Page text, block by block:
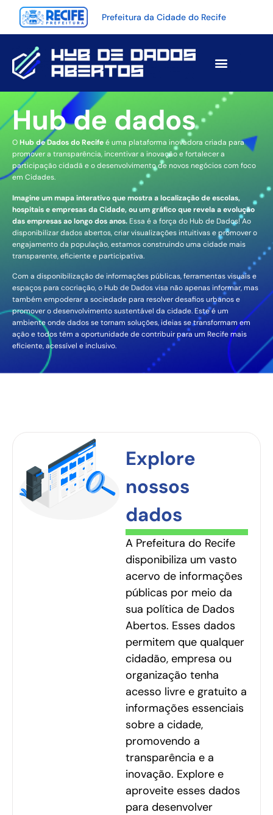
Prefeitura da Cidade do Recife
Hub de dados
OHub de Dados do Recifeé uma plataforma inovadora criada para
promover a transparência, incentivar a inovação e fortalecer a
participação cidadã e o desenvolvimento de novos negócios com foco
em Cidades.
Imagine um mapa interativo que mostra a localização de escolas,
hospitais e empresas da Cidade, ou um gráfico que revela a evolução
das empresas ao longo dos anos. Essa é a força do Hub de Dados! Ao
disponibilizar dados abertos, criar visualizações intuitivas e promover o
engajamento da população, estamos construindo uma cidade mais
transparente, eficiente e participativa.
Com a disponibilização de informações públicas, ferramentas visuais e
espaços para cocriação, o Hub de Dados visa não apenas informar, mas
também empoderar a sociedade para resolver desafios urbanos e
promover o desenvolvimento sustentável da cidade. Este é um
ambiente onde dados se tornam soluções, ideias se transformam em
ação e todos têm a oportunidade de contribuir para um Recife mais
eficiente, acessível e inclusivo.
Explore
nossos
dados
A Prefeitura do Recife
disponibiliza um vasto
acervo de informações
públicas por meio da
sua política de Dados
Abertos. Esses dados
permitem que qualquer
cidadão, empresa ou
organização tenha
acesso livre e gratuito a
informações essenciais
sobre a cidade,
promovendo a
transparência e a
inovação. Explore e
aproveite esses dados
para desenvolver